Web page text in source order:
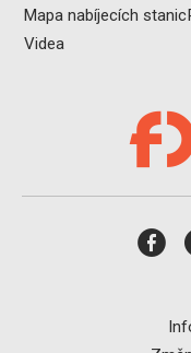
Mapa nabíjecích stanic
Videa